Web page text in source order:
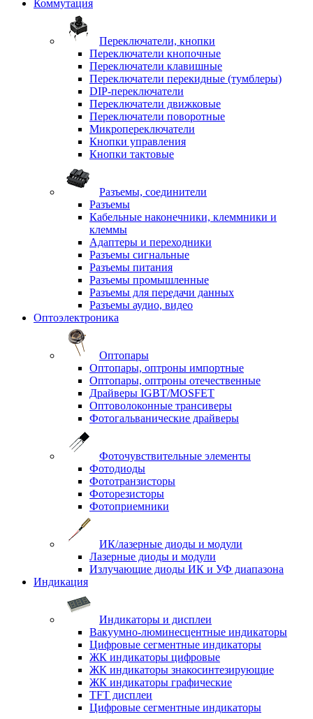
Коммутация
Переключатели, кнопки
Переключатели кнопочные
Переключатели клавишные
Переключатели перекидные (тумблеры)
DIP-переключатели
Переключатели движковые
Переключатели поворотные
Микропереключатели
Кнопки управления
Кнопки тактовые
Разъемы, соединители
Разъемы
Кабельные наконечники, клеммники и
клеммы
Адаптеры и переходники
Разъемы сигнальные
Разъемы питания
Разъемы промышленные
Разъемы для передачи данных
Разъемы аудио, видео
Оптоэлектроника
Оптопары
Оптопары, оптроны импортные
Оптопары, оптроны отечественные
Драйверы IGBT/MOSFET
Оптоволоконные трансиверы
Фотогальванические драйверы
Фоточувствительные элементы
Фотодиоды
Фототранзисторы
Фоторезисторы
Фотоприемники
ИК/лазерные диоды и модули
Лазерные диоды и модули
Излучающие диоды ИК и УФ диапазона
Индикация
Индикаторы и дисплеи
Вакуумно-люминесцентные индикаторы
Цифровые сегментные индикаторы
ЖК индикаторы цифровые
ЖК индикаторы знакосинтезирующие
ЖК индикаторы графические
TFT дисплеи
Цифровые сегментные индикаторы